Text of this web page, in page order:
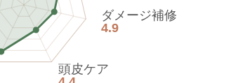
ダメージ補修
4.9
頭皮ケア